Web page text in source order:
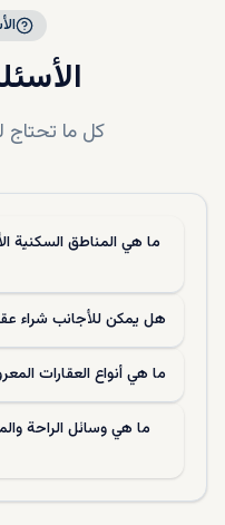
كل ما
ما هي المناطق السكنية
هل يمكن للأجانب شراء
ما هي أنواع العقارات
ما هي وسائل الراحة